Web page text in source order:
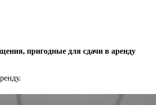
пригодные для сдачи в аренду